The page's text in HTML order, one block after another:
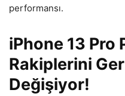
performansı.
iPhone 13 Pro
Rakiplerini
Değişiyor!